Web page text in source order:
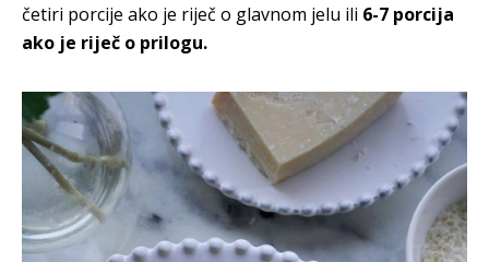
četiri porcije ako je riječ o glavnom jelu ili 6-7 porcija
ako je riječ o prilogu.